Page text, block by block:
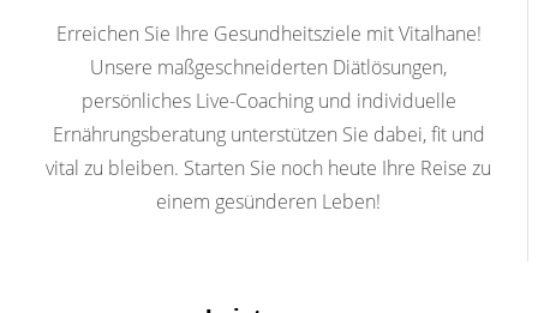
Erreichen Sie Ihre Gesundheitsziele mit Vitalhane!
Unsere maßgeschneiderten Diätlösungen,
persönliches Live-Coaching und individuelle
Ernährungsberatung unterstützen Sie dabei, fit und
vital zu bleiben. Starten Sie noch heute Ihre Reise zu
einem gesünderen Leben!